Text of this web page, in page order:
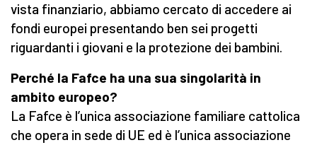
vista finanziario, abbiamo cercato di accedere ai
fondi europei presentando ben sei progetti
riguardanti i giovani e la protezione dei bambini.
Perché la Fafce ha una sua singolarità in
ambito europeo?
La Fafce è l’unica associazione familiare cattolica
che opera in sede di UE ed è l’unica associazione